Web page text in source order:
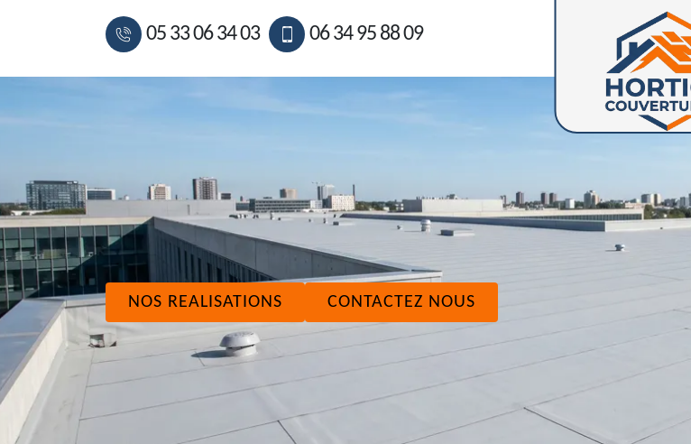
05 33 06 34 03 06 34 95 88 09
NOS REALISATIONS CONTACTEZ NOUS